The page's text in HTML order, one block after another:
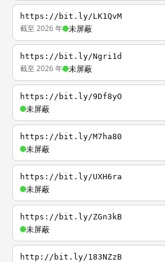
https://bit.ly/LK1QvM
截至 2026 年 未屏蔽
https://bit.ly/Ngri1d
截至 2026 年 未屏蔽
https://bit.ly/9Df8yO
未屏蔽
https://bit.ly/M7ha80
未屏蔽
https://bit.ly/UXH6ra
未屏蔽
https://bit.ly/ZGn3kB
未屏蔽
http://bit.ly/183NZzB